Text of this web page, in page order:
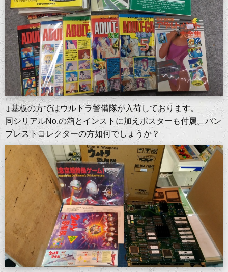
↓基板の方ではウルトラ警備隊が入荷しております。
同シリアルNo.の箱とインストに加えポスターも付属。バン
プレストコレクターの方如何でしょうか？